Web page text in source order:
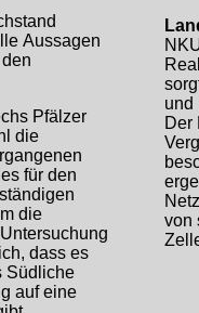
Aussagen
Pfälzer
die
für den
die
dass es
Südliche
auf eine
und
Der
von